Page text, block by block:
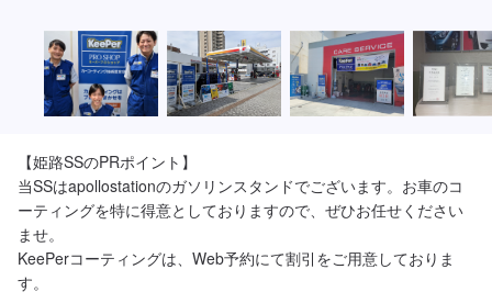
【姫路SSのPRポイント】
当SSはapollostationのガソリンスタンドでございます。お車のコ
ーティングを特に得意としておりますので、ぜひお任せください
ませ。
KeePerコーティングは、Web予約にて割引をご用意しておりま
す。